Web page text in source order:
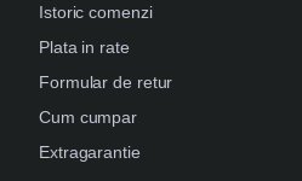
Istoric comenzi
Plata in rate
Formular de retur
Cum cumpar
Extragarantie